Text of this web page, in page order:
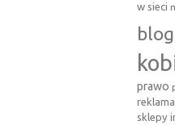
w sieci
prawo
sklepy